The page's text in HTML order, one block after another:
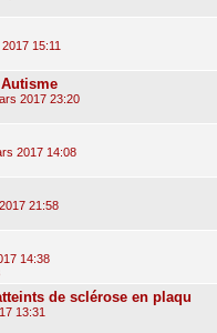
15:11
2017 23:20
2017 14:08
21:58
14:38
de sclérose en plaqu
13:31